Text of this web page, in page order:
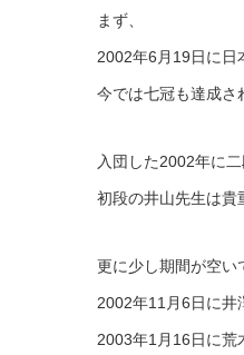
まず、
2002年6月19日に日
今では七冠も達成さ
入団した2002年に
初段の井山先生は貴
更に少し期間が空い
2002年11月6日に井
2003年1月16日に荒